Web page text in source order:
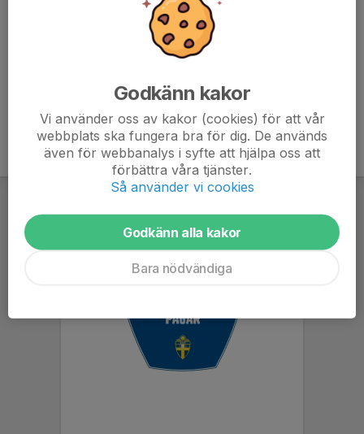
Godkänn kakor
Vi använder oss av kakor (cookies) för att vår
webbplats ska fungera bra för dig. De används
även för webbanalys i syfte att hjälpa oss att
förbättra våra tjänster.
Så använder vi cookies
Godkänn alla kakor
Bara nödvändiga